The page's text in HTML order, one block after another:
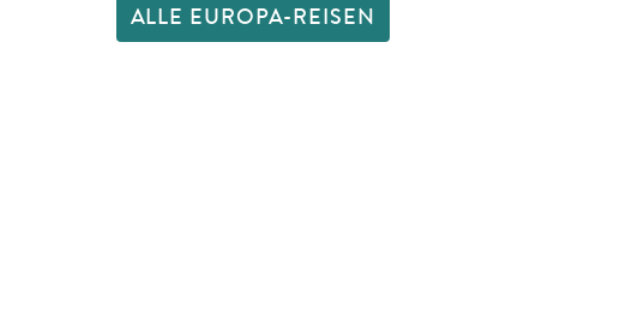
ALLE EUROPA-REISEN